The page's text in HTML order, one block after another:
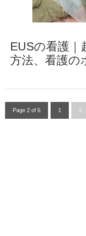
EUSの看護｜
方法、看護の
Page 2 of 6 1 2